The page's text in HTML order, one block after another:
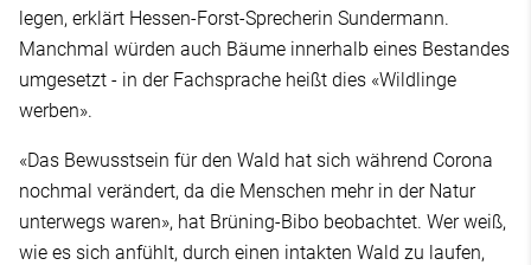
legen, erklärt Hessen-Forst-Sprecherin Sundermann.
Manchmal würden auch Bäume innerhalb eines Bestandes
umgesetzt - in der Fachsprache heißt dies «Wildlinge
werben».
«Das Bewusstsein für den Wald hat sich während Corona
nochmal verändert, da die Menschen mehr in der Natur
unterwegs waren», hat Brüning-Bibo beobachtet. Wer weiß,
wie es sich anfühlt, durch einen intakten Wald zu laufen,